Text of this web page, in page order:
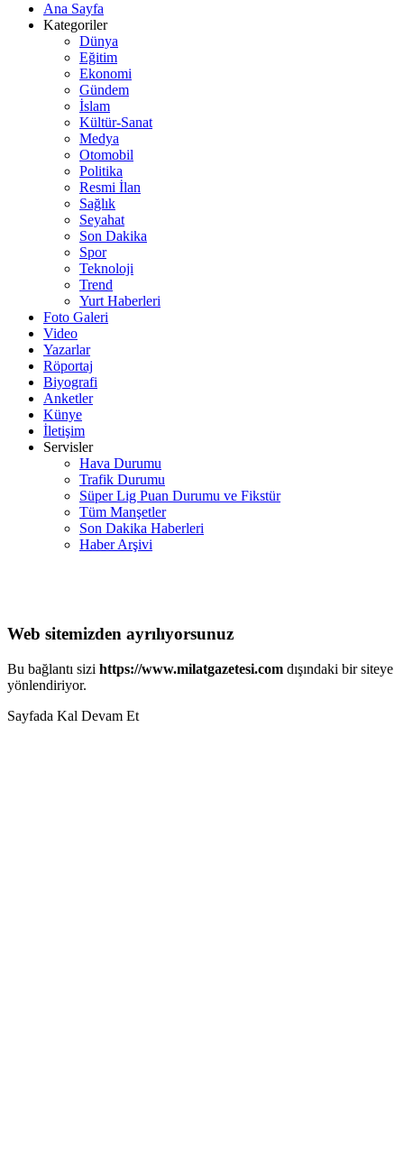
Ana Sayfa
Kategoriler
Dünya
Eğitim
Ekonomi
Gündem
İslam
Kültür-Sanat
Medya
Otomobil
Politika
Resmi İlan
Sağlık
Seyahat
Son Dakika
Spor
Teknoloji
Trend
Yurt Haberleri
Foto Galeri
Video
Yazarlar
Röportaj
Biyografi
Anketler
Künye
İletişim
Servisler
Hava Durumu
Trafik Durumu
Süper Lig Puan Durumu ve Fikstür
Tüm Manşetler
Son Dakika Haberleri
Haber Arşivi
Web sitemizden ayrılıyorsunuz
Bu bağlantı sizi https://www.milatgazetesi.com dışındaki bir siteye
yönlendiriyor.
Sayfada Kal Devam Et